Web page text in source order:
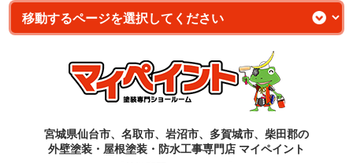
宮城県仙台市、名取市、岩沼市、多賀城市、柴田郡の
外壁塗装・屋根塗装・防水工事専門店 マイペイント